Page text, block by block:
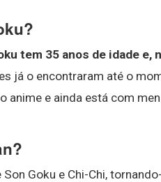
tem 35 anos de idade
já o encontraram até o
anime e ainda está com
Goku e Chi-Chi,